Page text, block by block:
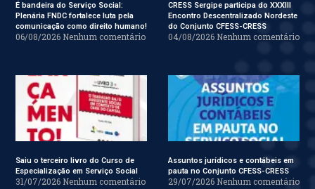
É bandeira do Serviço Social:
Plenária FNDC fortalece luta pela
comunicação como direito humano!
06/08/2026 Nenhum comentário
CRESS Sergipe participa do XXXIII
Encontro Descentralizado Nordeste
do Conjunto CFESS-CRESS
04/08/2026 Nenhum comentário
Saiu o terceiro livro do Curso de
Especialização em Serviço Social
31/07/2026 Nenhum comentário
Assuntos jurídicos e contábeis em
pauta no Conjunto CFESS-CRESS
29/07/2026 Nenhum comentário